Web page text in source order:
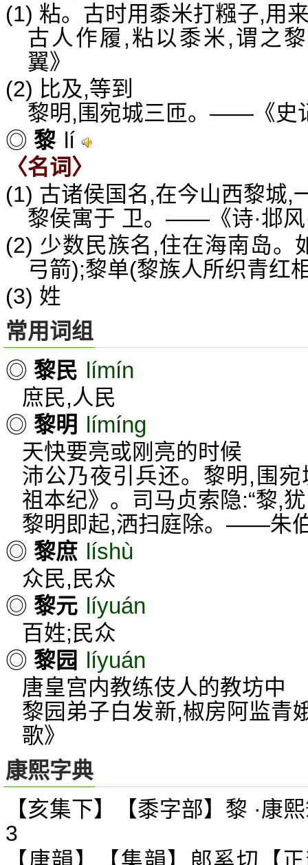
(1) 粘。古时用黍米打糨子,用
古人作履,粘以黍米,谓之
翼》
(2) 比及,等到
黎明,围宛城三匝。——《史
◎ 黎 lí
〈名词〉
(1) 古诸侯国名,在今山西黎城,
黎侯寓于 卫。——《诗·邶风
(2) 少数民族名,住在海南岛。
弓箭);黎单(黎族人所织青红
(3) 姓
常用词组
◎ 黎民 límín
庶民,人民
◎ 黎明 límíng
天快要亮或刚亮的时候
沛公乃夜引兵还。黎明,围
祖本纪》。司马贞索隐:“黎,
黎明即起,洒扫庭除。——朱
◎ 黎庶 líshù
众民,民众
◎ 黎元 líyuán
百姓;民众
◎ 黎园 líyuán
唐皇宫内教练伎人的教坊中
黎园弟子白发新,椒房阿监
歌》
康熙字典
【亥集下】【黍字部】黎 ·康
3